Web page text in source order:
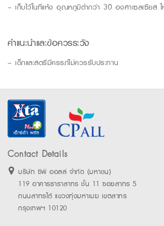
– เก็บไว้ในที่แห้ง อุณหภูมิต่ำกว่า 30 องศาเซลเซียส
คำแนะนำและข้อควรระวัง
– เด็กและสตรีมีครรภ์ไม่ควรรับประทาน
Contact Details
บริษัท ซีพี ออลล์ จำกัด (มหาชน)
119 อาคารธาราสาทร ชั้น 11 ซอยสาทร 5
ถนนสาทรใต้ แขวงทุ่งมหาเมฆ เขตสาทร
กรุงเทพฯ 10120